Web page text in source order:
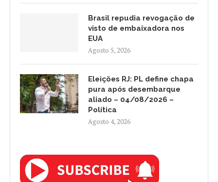
Brasil repudia revogação de
visto de embaixadora nos
EUA
Agosto 5, 2026
Eleições RJ: PL define chapa
pura após desembarque
aliado – 04/08/2026 –
Política
Agosto 4, 2026